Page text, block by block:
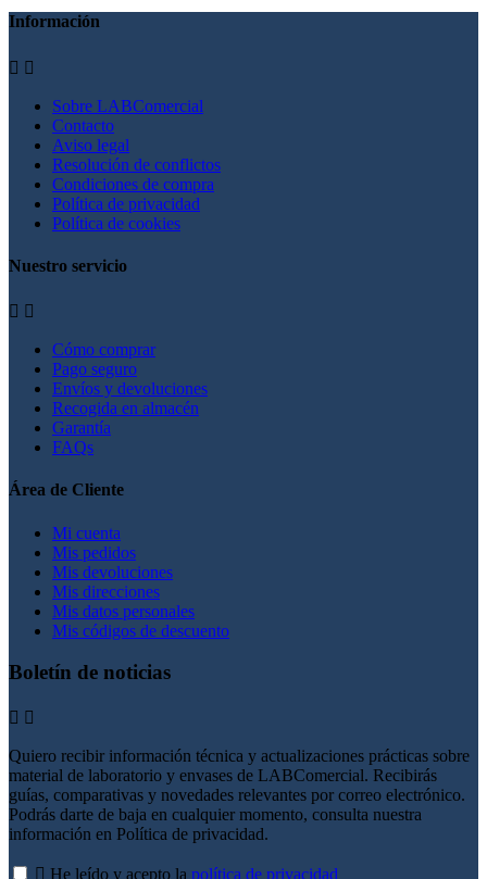
Información
 
Sobre LABComercial
Contacto
Aviso legal
Resolución de conflictos
Condiciones de compra
Política de privacidad
Política de cookies
Nuestro servicio
 
Cómo comprar
Pago seguro
Envíos y devoluciones
Recogida en almacén
Garantía
FAQs
Área de Cliente
Mi cuenta
Mis pedidos
Mis devoluciones
Mis direcciones
Mis datos personales
Mis códigos de descuento
Boletín de noticias
 
Quiero recibir información técnica y actualizaciones prácticas sobre
material de laboratorio y envases de LABComercial. Recibirás
guías, comparativas y novedades relevantes por correo electrónico.
Podrás darte de baja en cualquier momento, consulta nuestra
información en Política de privacidad.
 He leído y acepto la política de privacidad